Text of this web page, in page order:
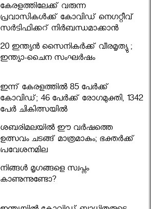
കേരളത്തിലേക്ക് വരുന്ന
പ്രവാസികള്‍ക്ക് കോവിഡ് നെഗറ്റീവ്
സര്‍ട്ടിഫിക്കറ്റ് നിർബന്ധമാക്കാൻ
മന്ത്രിസഭ
20 ഇന്ത്യൻ സൈനികർക്ക് വീരമൃത്യു ;
ഇന്ത്യാ-ചൈന സംഘർഷം
ഇന്ന് കേരളത്തിൽ 85 പേർക്ക്
കോവിഡ്; 46 പേർക്ക് രോഗമുക്തി, 1342
പേർ ചികിത്സയിൽ
ശബരിമലയില്‍ ഈ വർഷത്തെ
ഉത്സവം ചടങ്ങ് മാത്രമാകും; ഭക്തർക്ക്
പ്രവേശനമില്ല
നിങ്ങള്‍ മൃഗങ്ങളെ സ്വപ്നം
കാണുന്നുണ്ടോ?